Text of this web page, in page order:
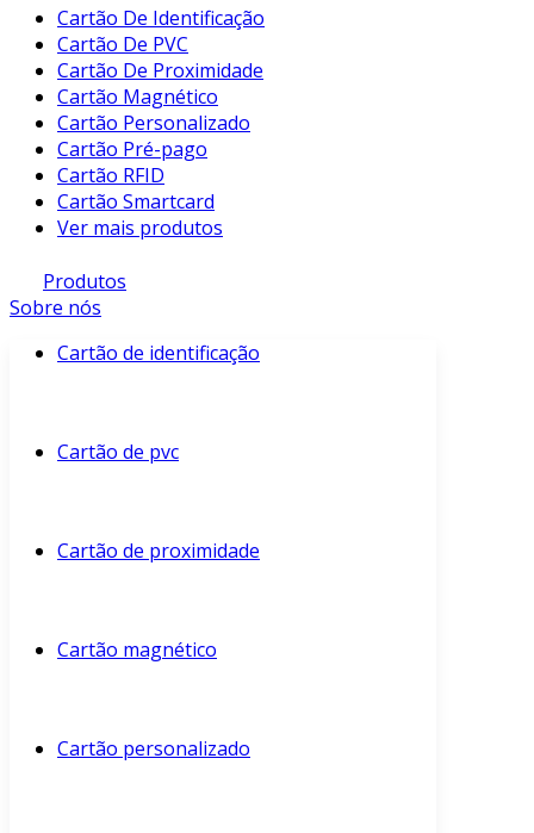
Cartão De Identificação
Cartão De PVC
Cartão De Proximidade
Cartão Magnético
Cartão Personalizado
Cartão Pré-pago
Cartão RFID
Cartão Smartcard
Ver mais produtos
Produtos
Sobre nós
Cartão de identificação
Cartão de pvc
Cartão de proximidade
Cartão magnético
Cartão personalizado